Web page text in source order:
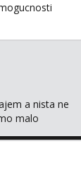
a nista ne
malo